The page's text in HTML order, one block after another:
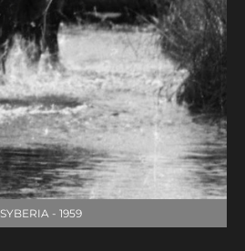
SYBERIA - 1959